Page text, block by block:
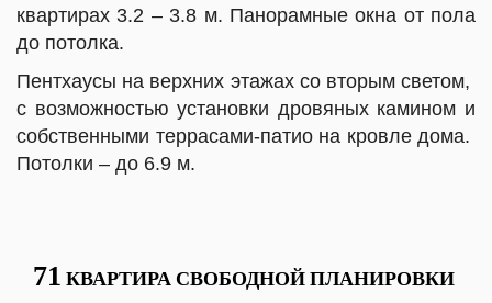
квартирах 3.2 – 3.8 м. Панорамные окна от пола
до потолка.
Пентхаусы на верхних этажах со вторым светом,
с возможностью установки дровяных камином и
собственными террасами-патио на кровле дома.
Потолки – до 6.9 м.
71 КВАРТИРА СВОБОДНОЙ ПЛАНИРОВКИ